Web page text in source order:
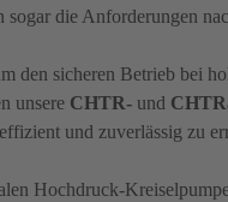
sogar die Anforderungen
den sicheren Betrieb bei
unsere CHTR- und
und zuverlässig zu
Hochdruck-